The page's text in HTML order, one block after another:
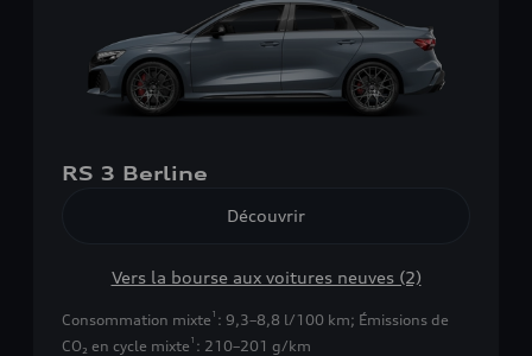
RS 3 Berline
Découvrir
Vers la bourse aux voitures neuves (2)
Consommation mixte 1 : 9,3–8,8 l/100 km; Émissions de
CO₂ en cycle mixte 1 : 210–201 g/km